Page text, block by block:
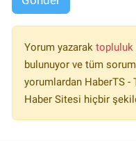
Yorum yazarak topluluk
bulunuyor ve tüm
yorumlardan HaberTS -
Haber Sitesi hiçbir